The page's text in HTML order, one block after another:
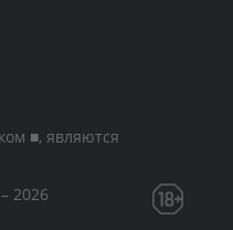
■, являются
2026